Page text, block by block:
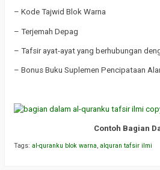
– Kode Tajwid Blok Warna
– Terjemah Depag
– Tafsir ayat-ayat yang berhubungan
– Bonus Buku Suplemen Pencipataan
Contoh Bagian
Tags: al-quranku blok warna, alquran tafsir ilmi